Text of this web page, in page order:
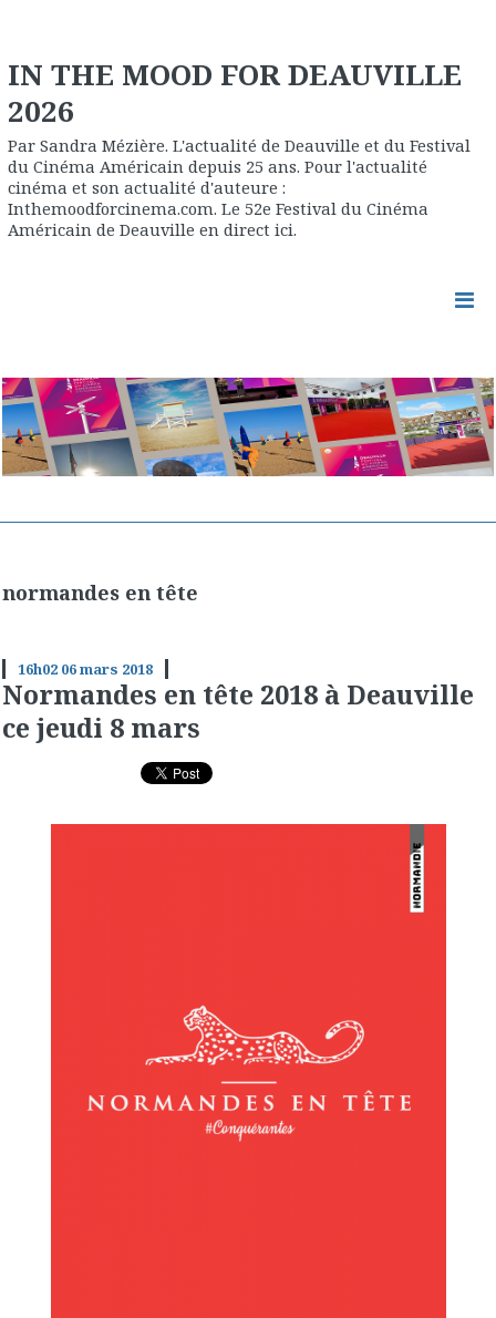
IN THE MOOD FOR DEAUVILLE
2026
Par Sandra Mézière. L'actualité de Deauville et du Festival
du Cinéma Américain depuis 25 ans. Pour l'actualité
cinéma et son actualité d'auteure :
Inthemoodforcinema.com. Le 52e Festival du Cinéma
Américain de Deauville en direct ici.
normandes en tête
16h02 06mars 2018
Normandes en tête 2018 à Deauville
ce jeudi 8 mars